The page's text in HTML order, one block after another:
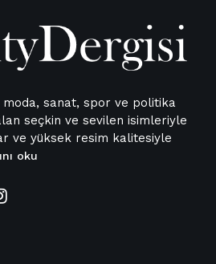
moda, sanat, spor ve politika
seçkin ve sevilen isimleriyle
ve yüksek resim kalitesiyle
oku